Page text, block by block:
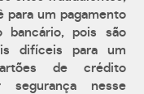
para um pagamento
pois são
difíceis para um
de crédito
segurança nesse